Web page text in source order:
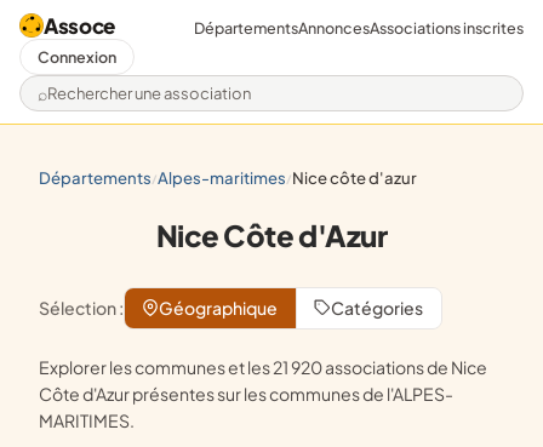
Assoce
Rechercher une association
DépartementsAnnoncesAssociations inscrites
Connexion
départements/ alpes-maritimes/ nice côte d'azur
Nice Côte d'Azur
Sélection : Géographique Catégories
Explorer les communes et les 21 920 associations de Nice
Côte d'Azur présentes sur les communes de l'ALPES-
MARITIMES.